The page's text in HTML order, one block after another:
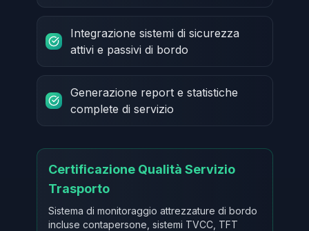
Integrazione sistemi di sicurezza
attivi e passivi di bordo
Generazione report e statistiche
complete di servizio
Certificazione Qualità Servizio
Trasporto
Sistema di monitoraggio attrezzature di bordo
incluse contapersone, sistemi TVCC, TFT